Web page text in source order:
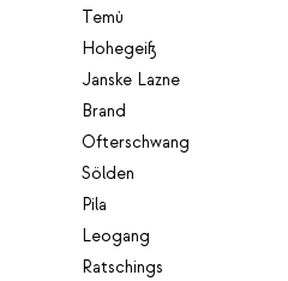
Temù
Hohegeiß
Janske Lazne
Brand
Ofterschwang
Sölden
Pila
Leogang
Ratschings